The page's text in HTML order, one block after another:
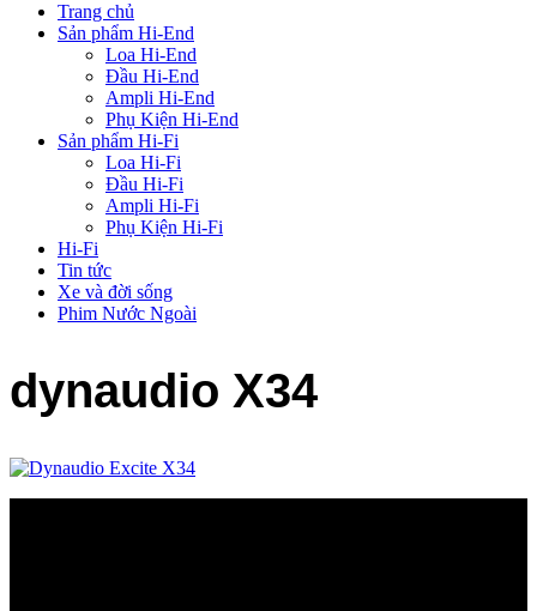
Trang chủ
Sản phẩm Hi-End
Loa Hi-End
Đầu Hi-End
Ampli Hi-End
Phụ Kiện Hi-End
Sản phẩm Hi-Fi
Loa Hi-Fi
Đầu Hi-Fi
Ampli Hi-Fi
Phụ Kiện Hi-Fi
Hi-Fi
Tin tức
Xe và đời sống
Phim Nước Ngoài
dynaudio X34